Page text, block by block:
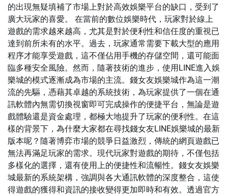
的出現無疑填補了市場上對於高效娛樂平台的缺口，受到了
廣大玩家的喜愛。 在當前的數位娛樂時代，玩家對於線上
遊戲的需求越來越高，尤其是對於便利性和信任度的重視已
達到前所未有的水平。過去，玩家通常需要下載大型的應用
程序才能享受遊戲，這不僅佔用手機的存儲空間，還可能面
臨多種安全風險。然而，隨著技術的進步，使用LINE進入娛
樂城的模式逐漸成為市場的主流。錢女友娛樂城作為這一潮
流的先驅，憑藉其卓越的系統技術，為玩家提供了一個在通
訊軟體內無需切換視窗即可完成操作的便捷平台，無論是遊
戲體驗還是資金處理，都極大地提升了玩家的便利性。在這
樣的背景下，為什麼大家都在尋找錢女友LINE娛樂城的最新
版本呢？隨著博弈市場的競爭日益激烈，傳統的網頁遊戲已
無法再滿足玩家的需求。現代玩家對遊戲的期待，不僅包括
多樣化的選擇，還有使用上的便捷性和流暢性。錢女友娛樂
城最新的系統架構，強調與各大通訊軟體的深度整合，這使
得遊戲的獲得和資訊的接收變得更加即時和有效。透過官方